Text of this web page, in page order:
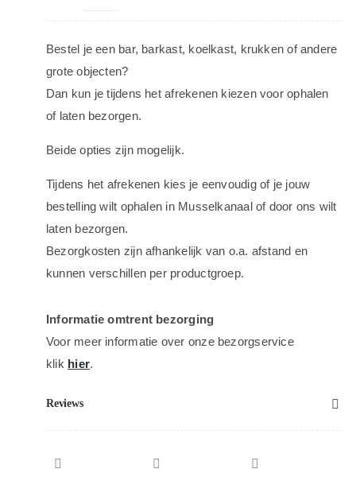
Bestel je een bar, barkast, koelkast, krukken of andere
grote objecten?
Dan kun je tijdens het afrekenen kiezen voor ophalen
of laten bezorgen.
Beide opties zijn mogelijk.
Tijdens het afrekenen kies je eenvoudig of je jouw
bestelling wilt ophalen in Musselkanaal of door ons wilt
laten bezorgen.
Bezorgkosten zijn afhankelijk van o.a. afstand en
kunnen verschillen per productgroep.
Informatie omtrent bezorging
Voor meer informatie over onze bezorgservice
klik hier.
Reviews